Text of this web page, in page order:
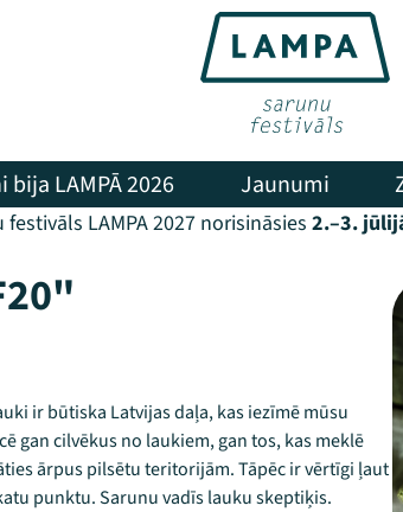
bija LAMPĀ 2026 Jaunumi
festivāls LAMPA 2027 norisināsies 2.–3.
ir būtiska Latvijas daļa, kas iezīmē mūsu
gan cilvēkus no laukiem, gan tos, kas meklē
ārpus pilsētu teritorijām. Tāpēc ir vērtīgi ļaut
punktu. Sarunu vadīs lauku skeptiķis.